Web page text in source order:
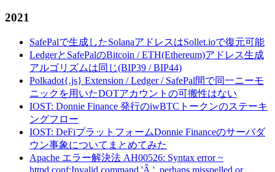
2021
SafePalで生成したSolanaアドレスはSollet.ioで復元可能
LedgerとSafePalのBitcoin / ETH(Ethereum)アドレス生成
アルゴリズムは同じ(BIP39 / BIP44)
Polkadot{.js} Extension / Ledger / SafePal間で同一ニーモ
ニックを用いたDOTアカウントの可搬性はない
IOST: Donnie Finance 発行のiwBTCトークンのステーキ
ングフロー
IOST: DeFiプラットフォームDonnie Financeのサーバダ
ウン事象についてまとめてみた
Apache エラー解決法 AH00526: Syntax error ~
httpd.conf:Invalid command 'Â ', perhaps misspelled or